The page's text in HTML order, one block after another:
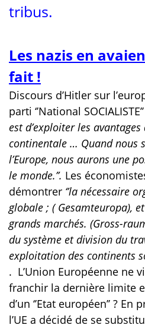
tribus.
Les nazis en
fait !
Discours d’Hitler sur
parti ‘’National SOCIALISTE’’
est d’exploiter les avantages
continentale … Quand nous
l’Europe, nous aurons une
le monde.’’. Les
démontrer ‘’la nécessaire
globale ; ( Gesamteuropa),
grands marchés. (Gross-
du système et division du
exploitation des continents
. L’Union Européenne ne
franchir la dernière limite
d’un ‘’Etat européen’’ ?
l’UE a décidé de se